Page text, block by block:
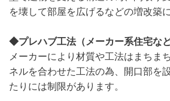
を壊して部屋を広げるなどの増改築
◆プレハブ工法（メーカー系住宅など
メーカーにより材質や工法はまちま
ネルを合わせた工法の為、開口部を
たりには制限があります。